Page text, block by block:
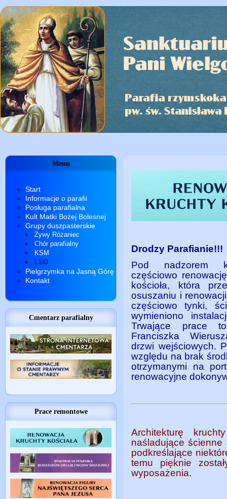
Menu
Start
Informacje o parafii
Posługa parafialna
Kult Matki Bożej Bolesnej
Grupy duszpasterskie
Żywy Różaniec
Chór parafialny
KSM
LSO
Pielgrzymka na Jasną Górę
Kontakt
Cmentarz parafialny
Prace remontowe
Drodzy Parafianie!!!
Pod nadzorem
częściowo
kościoła, która
osuszaniu i
częściowo tynki,
wymieniono
Trwające prace
Franciszka
drzwi wejściowych.
względu na brak
otrzymanymi na
renowacyjne
Architekturę
naśladujące
podkreślające
temu pięknie
wyposażenia.